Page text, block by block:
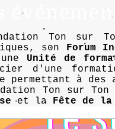
Ton sur
son Forum
Unité de
d'une
permettant à
Ton sur Ton
et la Fête de la